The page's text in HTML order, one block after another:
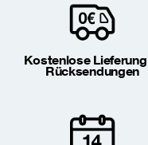
Kostenlose
Rücksendungen